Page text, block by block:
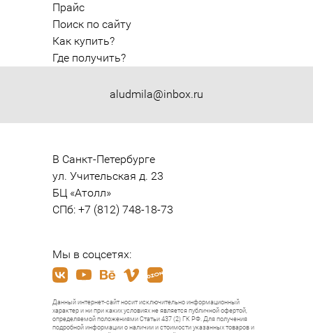
aludmila@inbox.ru
Прайс
Поиск по сайту
Как купить?
Где получить?
В Санкт-Петербурге
ул. Учительская д. 23
БЦ «Атолл»
СПб: +7 (812) 748-18-73
Мы в соцсетях:
Данный интернет-сайт носит исключительно информационный
характер и ни при каких условиях не является публичной офертой,
определяемой положениями Статьи 437 (2) ГК РФ. Для получения
подробной информации о наличии и стоимости указанных товаров и